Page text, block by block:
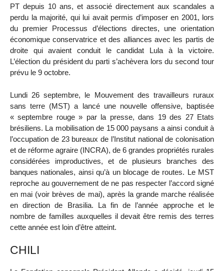
PT depuis 10 ans, et associé directement aux scandales a
perdu la majorité, qui lui avait permis d’imposer en 2001, lors
du premier Processus d’élections directes, une orientation
économique conservatrice et des alliances avec les partis de
droite qui avaient conduit le candidat Lula à la victoire.
L’élection du président du parti s’achèvera lors du second tour
prévu le 9 octobre.
Lundi 26 septembre, le Mouvement des travailleurs ruraux
sans terre (MST) a lancé une nouvelle offensive, baptisée
« septembre rouge » par la presse, dans 19 des 27 Etats
brésiliens. La mobilisation de 15 000 paysans a ainsi conduit à
l’occupation de 23 bureaux de l’Institut national de colonisation
et de réforme agraire (INCRA), de 6 grandes propriétés rurales
considérées improductives, et de plusieurs branches des
banques nationales, ainsi qu’à un blocage de routes. Le MST
reproche au gouvernement de ne pas respecter l’accord signé
en mai (voir brèves de mai), après la grande marche réalisée
en direction de Brasilia. La fin de l’année approche et le
nombre de familles auxquelles il devait être remis des terres
cette année est loin d’être atteint.
CHILI